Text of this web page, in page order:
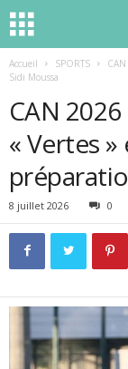
Accueil SPORTS
Sidi Moussa
CAN
« Vertes
8 juillet 2026 0